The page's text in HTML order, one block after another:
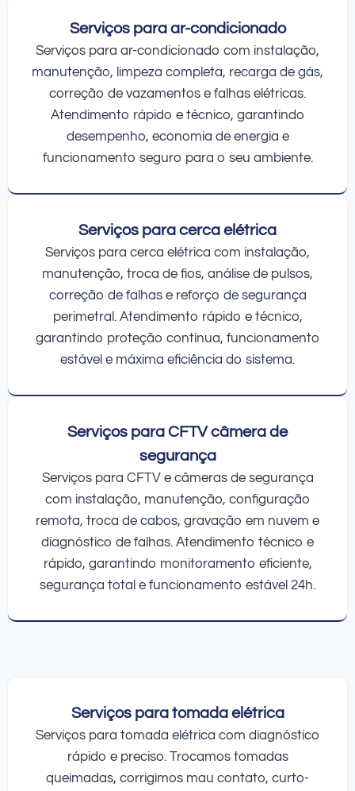
Serviços para ar-condicionado
Serviços para ar-condicionado com instalação,
manutenção, limpeza completa, recarga de gás,
correção de vazamentos e falhas elétricas.
Atendimento rápido e técnico, garantindo
desempenho, economia de energia e
funcionamento seguro para o seu ambiente.
Serviços para cerca elétrica
Serviços para cerca elétrica com instalação,
manutenção, troca de fios, análise de pulsos,
correção de falhas e reforço de segurança
perimetral. Atendimento rápido e técnico,
garantindo proteção contínua, funcionamento
estável e máxima eficiência do sistema.
Serviços para CFTV câmera de
segurança
Serviços para CFTV e câmeras de segurança
com instalação, manutenção, configuração
remota, troca de cabos, gravação em nuvem e
diagnóstico de falhas. Atendimento técnico e
rápido, garantindo monitoramento eficiente,
segurança total e funcionamento estável 24h.
Serviços para tomada elétrica
Serviços para tomada elétrica com diagnóstico
rápido e preciso. Trocamos tomadas
queimadas, corrigimos mau contato, curto-